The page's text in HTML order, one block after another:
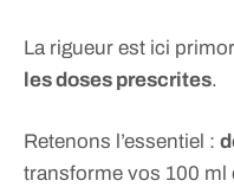
La rigueur est ici
les doses prescrites.
Retenons l’essentiel :
transforme vos 100 ml